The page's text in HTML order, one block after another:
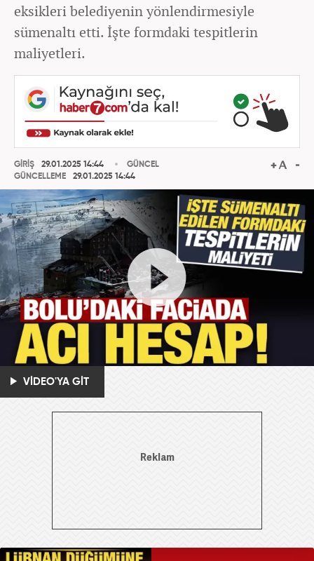
eksikleri belediyenin yönlendirmesiyle
sümenaltı etti. İşte formdaki tespitlerin
maliyetleri.
GİRİŞ
29.01.2025 14:44
GÜNCELLEME
29.01.2025 14:44
GÜNCEL
VİDEO'YA GİT